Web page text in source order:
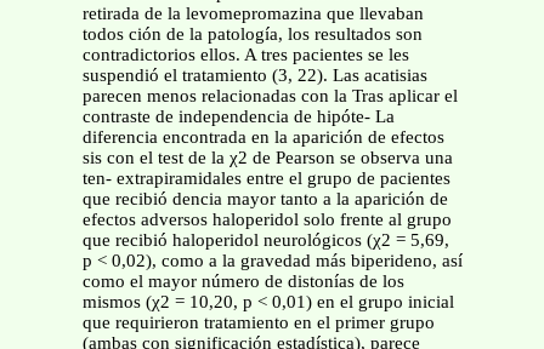
retirada de la levomepromazina que llevaban
todos ción de la patología, los resultados son
contradictorios ellos. A tres pacientes se les
suspendió el tratamiento (3, 22). Las acatisias
parecen menos relacionadas con la Tras aplicar el
contraste de independencia de hipóte- La
diferencia encontrada en la aparición de efectos
sis con el test de la χ2 de Pearson se observa una
ten- extrapiramidales entre el grupo de pacientes
que recibió dencia mayor tanto a la aparición de
efectos adversos haloperidol solo frente al grupo
que recibió haloperidol neurológicos (χ2 = 5,69,
p < 0,02), como a la gravedad más biperideno, así
como el mayor número de distonías de los
mismos (χ2 = 10,20, p < 0,01) en el grupo inicial
que requirieron tratamiento en el primer grupo
(ambas con significación estadística), parece